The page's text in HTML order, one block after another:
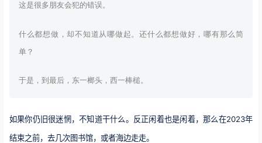
这是很多朋友会犯的错误。
什么都想做，却不知道从哪做起。还什么都想做好，哪有那么简
单？
于是，到最后，东一榔头，西一棒槌。
如果你仍旧很迷惘，不知道干什么。反正闲着也是闲着，那么在2023年
结束之前，去几次图书馆，或者海边走走。